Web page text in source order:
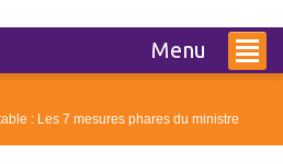
Menu
: Les 7 mesures phares du ministre